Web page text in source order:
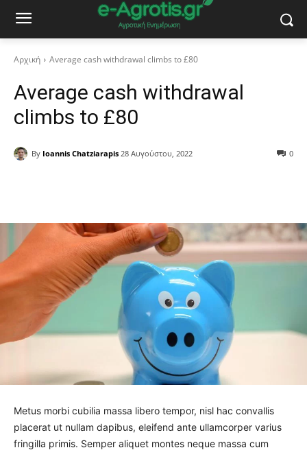
Αρχική Average cash withdrawal climbs to £80
Average cash withdrawal
climbs to £80
By Ioannis Chatziarapis 28 Αυγούστου, 2022 0
Metus morbi cubilia massa libero tempor, nisl hac convallis
placerat ut nullam dapibus, eleifend ante ullamcorper varius
fringilla primis. Semper aliquet montes neque massa cum